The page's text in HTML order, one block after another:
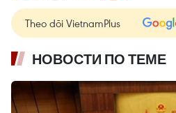
Theo dõi VietnamPlus
НОВОСТИ ПО ТЕМЕ